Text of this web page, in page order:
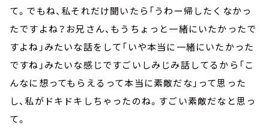
て。でもね、私それだけ聞いたら「うわー帰したくなかっ
たですよね？お兄さん、もうちょっと一緒にいたかったで
すよね」みたいな話をして「いや本当に一緒にいたかった
ですね」みたいな感じですごいしみじみ話してるから「こ
んなに想ってもらえるって本当に素敵だな」って思った
し、私がドキドキしちゃったのね。すごい素敵だなと思っ
て。